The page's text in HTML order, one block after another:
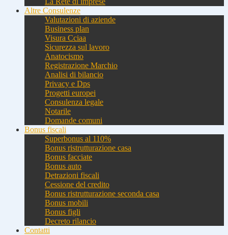
Altre Consulenze
Valutazioni di aziende
Business plan
Visura Cciaa
Sicurezza sul lavoro
Anatocismo
Registrazione Marchio
Analisi di bilancio
Privacy e Dps
Progetti europei
Consulenza legale
Notarile
Domande comuni
Bonus fiscali
Superbonus al 110%
Bonus ristrutturazione casa
Bonus facciate
Bonus auto
Detrazioni fiscali
Cessione del credito
Bonus ristrutturazione seconda casa
Bonus mobili
Bonus figli
Decreto rilancio
Contatti